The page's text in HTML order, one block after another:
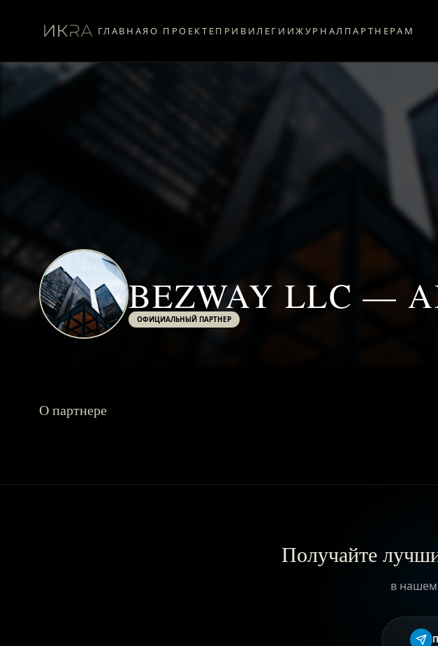
ГЛАВНАЯ О ПРОЕКТЕПРИВИЛЕГИИЖУРНАЛ ПАРТНЕРАМ
BEZWAY LLC —
ОФИЦИАЛЬНЫЙ ПАРТНЕР
О партнере
Получайте
в нашем